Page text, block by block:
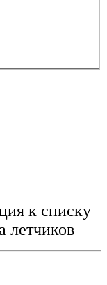
к списку
летчиков